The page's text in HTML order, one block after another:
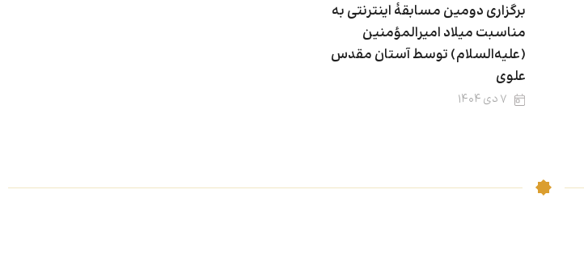
برگزاری دومین مسابقۀ اینترنتی به
مناسبت میلاد امیرالمؤمنین
(علیه‌السلام) توسط آستان مقدس
علوی
۷ دی ۱۴۰۴